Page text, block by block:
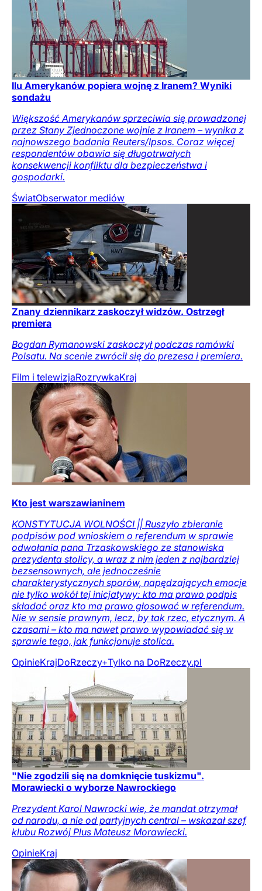
Ilu Amerykanów popiera wojnę z Iranem? Wyniki
sondażu
Większość Amerykanów sprzeciwia się prowadzonej
przez Stany Zjednoczone wojnie z Iranem – wynika z
najnowszego badania Reuters/Ipsos. Coraz więcej
respondentów obawia się długotrwałych
konsekwencji konfliktu dla bezpieczeństwa i
gospodarki.
ŚwiatObserwator mediów
Znany dziennikarz zaskoczył widzów. Ostrzegł
premiera
Bogdan Rymanowski zaskoczył podczas ramówki
Polsatu. Na scenie zwrócił się do prezesa i premiera.
Film i telewizjaRozrywkaKraj
Kto jest warszawianinem
KONSTYTUCJA WOLNOŚCI || Ruszyło zbieranie
podpisów pod wnioskiem o referendum w sprawie
odwołania pana Trzaskowskiego ze stanowiska
prezydenta stolicy, a wraz z nim jeden z najbardziej
bezsensownych, ale jednocześnie
charakterystycznych sporów, napędzających emocje
nie tylko wokół tej inicjatywy: kto ma prawo podpis
składać oraz kto ma prawo głosować w referendum.
Nie w sensie prawnym, lecz, by tak rzec, etycznym. A
czasami – kto ma nawet prawo wypowiadać się w
sprawie tego, jak funkcjonuje stolica.
OpinieKrajDoRzeczy+Tylko na DoRzeczy.pl
"Nie zgodzili się na domknięcie tuskizmu".
Morawiecki o wyborze Nawrockiego
Prezydent Karol Nawrocki wie, że mandat otrzymał
od narodu, a nie od partyjnych central – wskazał szef
klubu Rozwój Plus Mateusz Morawiecki.
OpinieKraj